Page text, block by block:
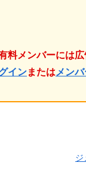
料メンバーには広
インまたは メン
ジ